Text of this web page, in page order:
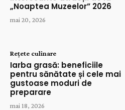
„Noaptea Muzeelor” 2026
mai 20, 2026
Rețete culinare
Iarba grasă: beneficiile
pentru sănătate și cele mai
gustoase moduri de
preparare
mai 18, 2026